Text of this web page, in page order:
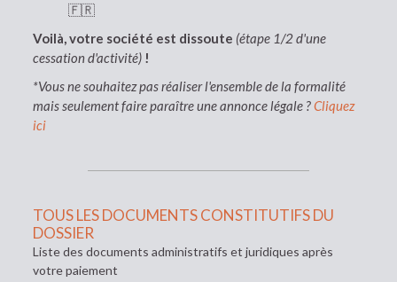
🇫🇷
Voilà, votre société est dissoute (étape 1/2 d'une
cessation d'activité) !
*Vous ne souhaitez pas réaliser l'ensemble de la formalité
mais seulement faire paraître une annonce légale ?Cliquez
ici
TOUS LES DOCUMENTS CONSTITUTIFS DU
DOSSIER
Liste des documents administratifs et juridiques après
votre paiement